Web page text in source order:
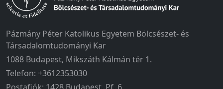
Pázmány Péter Katolikus Egyetem Bölcsészet- és
Társadalomtudományi Kar
1088 Budapest, Mikszáth Kálmán tér 1.
Telefon: +3612353030